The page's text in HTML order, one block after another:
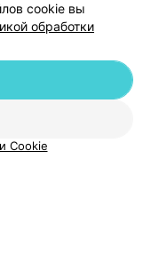
cookie вы
обработки
Cookie